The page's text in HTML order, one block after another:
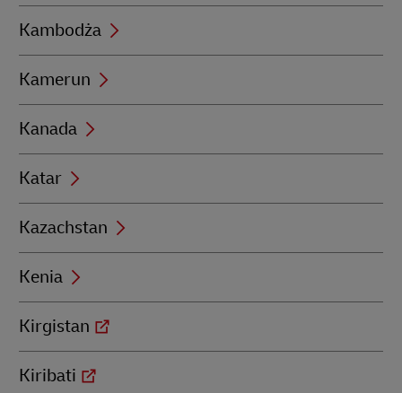
Kambodża
Kamerun
Kanada
Katar
Kazachstan
Kenia
Kirgistan
Kiribati